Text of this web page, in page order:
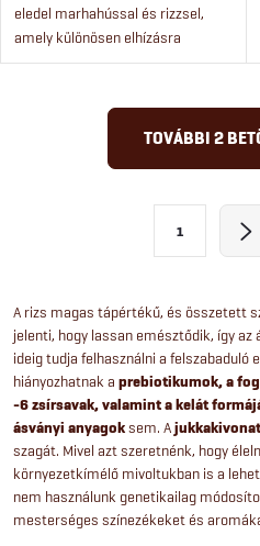
eledel marhahússal és rizzsel,
amely különösen elhízásra
hajlamos felnőtt macskák
tartalmazó prémium eledel 1
a
i
r
á
n
y
TOVÁBBI 2
o
z
á
s
1
A rizs magas tápértékű, és összetett
jelenti, hogy lassan emésztődik, így
ideig tudja felhasználni a felszabaduló
hiányozhatnak a prebiotikumok, a
-6 zsírsavak, valamint a kelát
ásványi anyagoksem. Ajukkakivonat
szagát. Mivel azt szeretnénk, hogy
környezetkímélő mivoltukban is a
nem használunk genetikailag
mesterséges színezékeket és